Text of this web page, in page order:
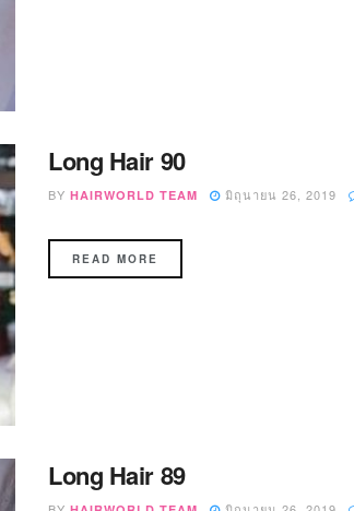
Long Hair 90
BY HAIRWORLD TEAM มิถุนายน 26, 2019
READ MORE
Long Hair 89